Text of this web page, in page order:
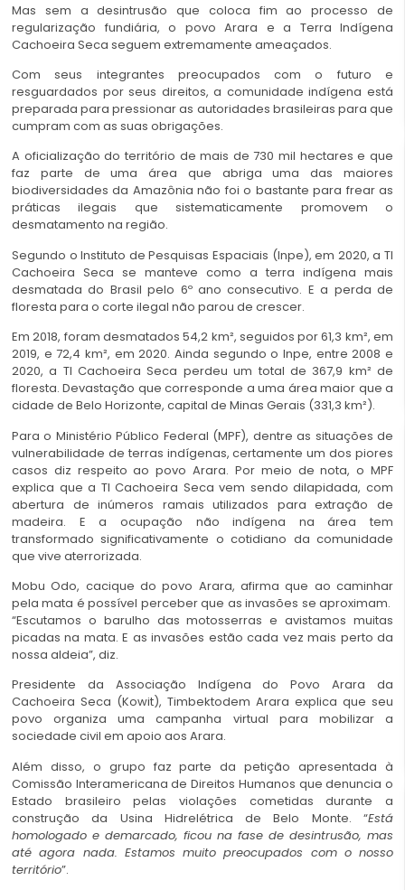
Mas sem a desintrusão que coloca fim ao processo de
regularização fundiária, o povo Arara e a Terra Indígena
Cachoeira Seca seguem extremamente ameaçados.
Com seus integrantes preocupados com o futuro e
resguardados por seus direitos, a comunidade indígena está
preparada para pressionar as autoridades brasileiras para que
cumpram com as suas obrigações.
A oficialização do território de mais de 730 mil hectares e que
faz parte de uma área que abriga uma das maiores
biodiversidades da Amazônia não foi o bastante para frear as
práticas ilegais que sistematicamente promovem o
desmatamento na região.
Segundo o Instituto de Pesquisas Espaciais (Inpe), em 2020, a TI
Cachoeira Seca se manteve como a terra indígena mais
desmatada do Brasil pelo 6º ano consecutivo. E a perda de
floresta para o corte ilegal não parou de crescer.
Em 2018, foram desmatados 54,2 km², seguidos por 61,3 km², em
2019, e 72,4 km², em 2020. Ainda segundo o Inpe, entre 2008 e
2020, a TI Cachoeira Seca perdeu um total de 367,9 km² de
floresta. Devastação que corresponde a uma área maior que a
cidade de Belo Horizonte, capital de Minas Gerais (331,3 km²).
Para o Ministério Público Federal (MPF), dentre as situações de
vulnerabilidade de terras indígenas, certamente um dos piores
casos diz respeito ao povo Arara. Por meio de nota, o MPF
explica que a TI Cachoeira Seca vem sendo dilapidada, com
abertura de inúmeros ramais utilizados para extração de
madeira. E a ocupação não indígena na área tem
transformado significativamente o cotidiano da comunidade
que vive aterrorizada.
Mobu Odo, cacique do povo Arara, afirma que ao caminhar
pela mata é possível perceber que as invasões se aproximam.
“Escutamos o barulho das motosserras e avistamos muitas
picadas na mata. E as invasões estão cada vez mais perto da
nossa aldeia”, diz.
Presidente da Associação Indígena do Povo Arara da
Cachoeira Seca (Kowit), Timbektodem Arara explica que seu
povo organiza uma campanha virtual para mobilizar a
sociedade civil em apoio aos Arara.
Além disso, o grupo faz parte da petição apresentada à
Comissão Interamericana de Direitos Humanos que denuncia o
Estado brasileiro pelas violações cometidas durante a
construção da Usina Hidrelétrica de Belo Monte. “Está
homologado e demarcado, ficou na fase de desintrusão, mas
até agora nada. Estamos muito preocupados com o nosso
território”.